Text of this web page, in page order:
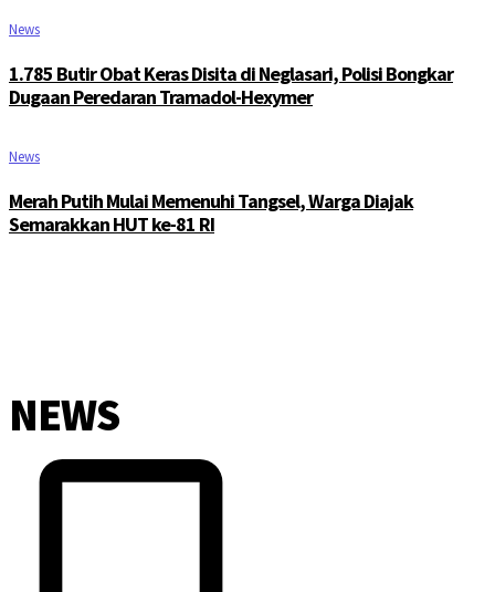
News
1.785 Butir Obat Keras Disita di Neglasari, Polisi Bongkar
Dugaan Peredaran Tramadol-Hexymer
News
Merah Putih Mulai Memenuhi Tangsel, Warga Diajak
Semarakkan HUT ke-81 RI
NEWS